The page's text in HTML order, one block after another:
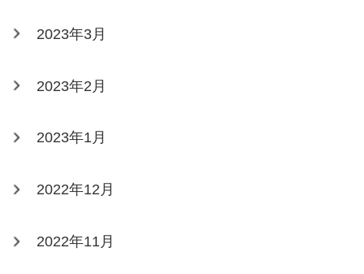
2023年3月
2023年2月
2023年1月
2022年12月
2022年11月